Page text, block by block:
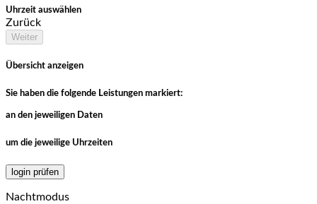
Uhrzeit auswählen
Zurück
Weiter
Übersicht anzeigen
Sie haben die folgende Leistungen markiert:
an den jeweiligen Daten
um die jeweilige Uhrzeiten
login prüfen
Nachtmodus